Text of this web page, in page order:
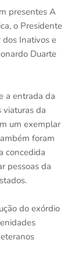
presentes A
o Presidente
dos Inativos e
Duarte
a entrada da
viaturas da
um exemplar
foram
concedida
pessoas da
do exórdio